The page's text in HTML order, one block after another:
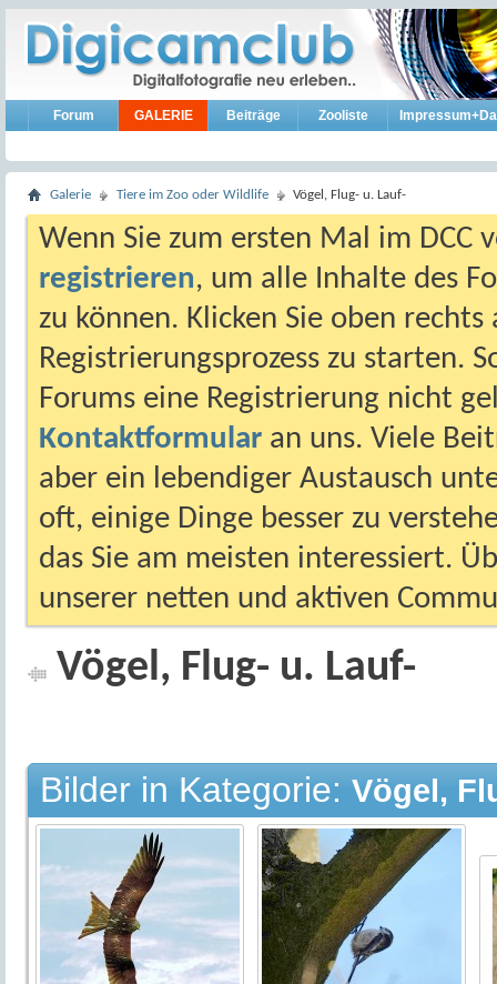
Forum GALERIE Beiträge Zooliste
Galerie Tiere im Zoo oder Wildlife Vögel, Flug- u. Lauf-
Wenn Sie zum ersten Mal im DCC
registrieren, um alle Inhalte des
zu können. Klicken Sie oben
Registrierungsprozess zu starten.
Forums eine Registrierung nicht
Kontaktformular an uns. Viele
aber ein lebendiger Austausch
oft, einige Dinge besser zu
das Sie am meisten interessiert.
unserer netten und aktiven
Vögel, Flug- u. Lauf-
Bilder in Kategorie: Vögel,